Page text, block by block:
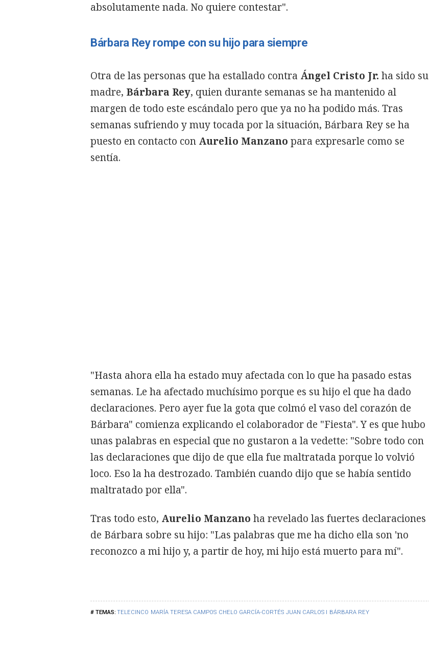
TELECINCO MARÍA TERESA CAMPOS CHELO GARCÍA-CORTÉS JUAN CARLOS I BÁRBARA REY
absolutamente nada. No quiere contestar".
Bárbara Rey rompe con su hijo para siempre
Otra de las personas que ha estallado contra Ángel Cristo Jr. ha sido su
madre, Bárbara Rey, quien durante semanas se ha mantenido al
margen de todo este escándalo pero que ya no ha podido más. Tras
semanas sufriendo y muy tocada por la situación, Bárbara Rey se ha
puesto en contacto con Aurelio Manzano para expresarle como se
sentía.
"Hasta ahora ella ha estado muy afectada con lo que ha pasado estas
semanas. Le ha afectado muchísimo porque es su hijo el que ha dado
declaraciones. Pero ayer fue la gota que colmó el vaso del corazón de
Bárbara" comienza explicando el colaborador de "Fiesta". Y es que hubo
unas palabras en especial que no gustaron a la vedette: "Sobre todo con
las declaraciones que dijo de que ella fue maltratada porque lo volvió
loco. Eso la ha destrozado. También cuando dijo que se había sentido
maltratado por ella".
Tras todo esto, Aurelio Manzano ha revelado las fuertes declaraciones
de Bárbara sobre su hijo: "Las palabras que me ha dicho ella son 'no
reconozco a mi hijo y, a partir de hoy, mi hijo está muerto para mí".